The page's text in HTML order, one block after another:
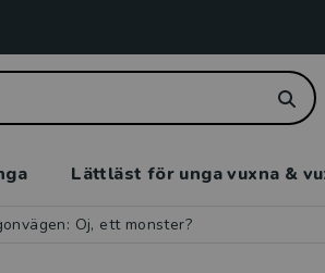
Lättläst för unga vuxna &
Oj, ett monster?